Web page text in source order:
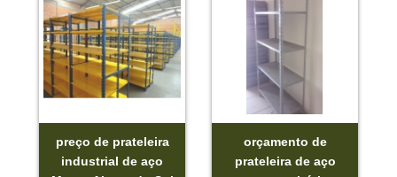
preço de prateleira
industrial de aço
orçamento de
prateleira de aço